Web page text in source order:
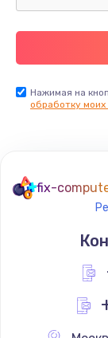
Нажимая на
обработку моих
fix-